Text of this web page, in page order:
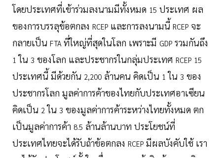
โดยประเทศที่เข้าร่วมลงนามมีทั้งหมด 15 ประเทศ ผล
ของการบรรลุข้อตกลง RCEP และการลงนามนี้ RCEP จะ
กลายเป็น FTA ที่ใหญ่ที่สุดในโลก เพราะมี GDP รวมกันถึง
1 ใน 3 ของโลก และประชากรในกลุ่มประเทศ RCEP 15
ประเทศนี้ มีด้วยกัน 2,200 ล้านคน คิดเป็น 1 ใน 3 ของ
ประชากรโลก มูลค่าการค้าของไทยกับประเทศอาเซียน
คิดเป็น 2 ใน 3 ของมูลค่าการค้าระหว่างไทยทั้งหมด ตก
เป็นมูลค่าการค้า 8.5 ล้านล้านบาท ประโยชน์ที่
ประเทศไทยจะได้รับถ้าข้อตกลง RCEP มีผลบังคับใช้ เรา